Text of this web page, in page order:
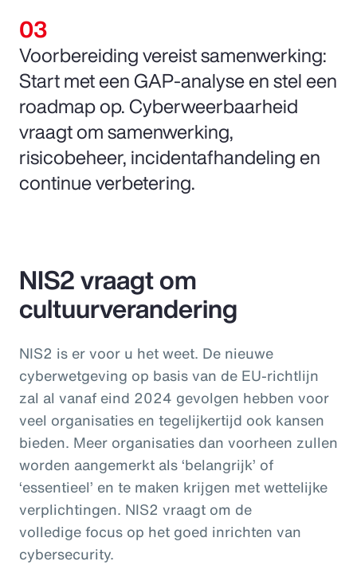
Voorbereiding vereist samenwerking:
Start met een GAP-analyse en stel een
roadmap op. Cyberweerbaarheid
vraagt om samenwerking,
risicobeheer, incidentafhandeling en
continue verbetering.
NIS2 vraagt om
cultuurverandering
NIS2 is er voor u het weet. De nieuwe
cyberwetgeving op basis van de EU-richtlijn
zal al vanaf eind 2024 gevolgen hebben voor
veel organisaties en tegelijkertijd ook kansen
bieden. Meer organisaties dan voorheen zullen
worden aangemerkt als ‘belangrijk’ of
‘essentieel’ en te maken krijgen met wettelijke
verplichtingen. NIS2 vraagt om de
volledige focus op het goed inrichten van
cybersecurity.